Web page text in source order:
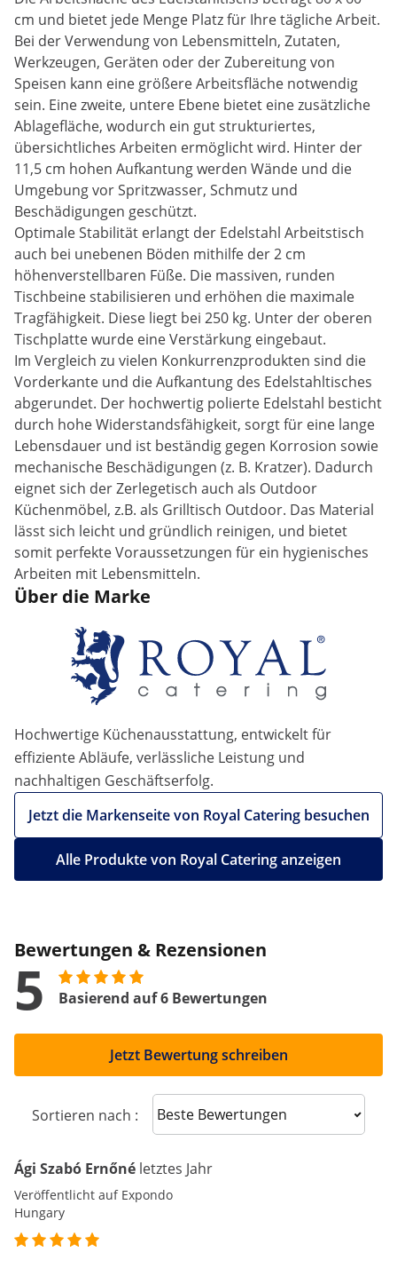
cm und bietet jede Menge Platz für Ihre tägliche Arbeit.
Bei der Verwendung von Lebensmitteln, Zutaten,
Werkzeugen, Geräten oder der Zubereitung von
Speisen kann eine größere Arbeitsfläche notwendig
sein. Eine zweite, untere Ebene bietet eine zusätzliche
Ablagefläche, wodurch ein gut strukturiertes,
übersichtliches Arbeiten ermöglicht wird. Hinter der
11,5 cm hohen Aufkantung werden Wände und die
Umgebung vor Spritzwasser, Schmutz und
Beschädigungen geschützt.
Optimale Stabilität erlangt der Edelstahl Arbeitstisch
auch bei unebenen Böden mithilfe der 2 cm
höhenverstellbaren Füße. Die massiven, runden
Tischbeine stabilisieren und erhöhen die maximale
Tragfähigkeit. Diese liegt bei 250 kg. Unter der oberen
Tischplatte wurde eine Verstärkung eingebaut.
Im Vergleich zu vielen Konkurrenzprodukten sind die
Vorderkante und die Aufkantung des Edelstahltisches
abgerundet. Der hochwertig polierte Edelstahl besticht
durch hohe Widerstandsfähigkeit, sorgt für eine lange
Lebensdauer und ist beständig gegen Korrosion sowie
mechanische Beschädigungen (z. B. Kratzer). Dadurch
eignet sich der Zerlegetisch auch als Outdoor
Küchenmöbel, z.B. als Grilltisch Outdoor. Das Material
lässt sich leicht und gründlich reinigen, und bietet
somit perfekte Voraussetzungen für ein hygienisches
Arbeiten mit Lebensmitteln.
Über die Marke
Hochwertige Küchenausstattung, entwickelt für
effiziente Abläufe, verlässliche Leistung und
nachhaltigen Geschäftserfolg.
Jetzt die Markenseite von Royal Catering besuchen
Alle Produkte von Royal Catering anzeigen
Bewertungen & Rezensionen
5 Basierend auf 6 Bewertungen
Jetzt Bewertung schreiben
Sortieren nach : Sort reviews
Ági Szabó Ernőné letztes Jahr
Veröffentlicht auf Expondo
Hungary